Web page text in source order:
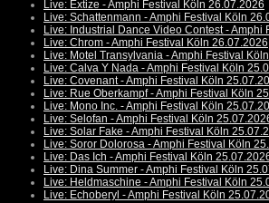
Live: Extize - Amphi Festival Köln 26.07.2026
Live: Schattenmann - Amphi Festival Köln
Live: Industrial Dance Video Contest - Amphi
Live: Chrom - Amphi Festival Köln 26.07.2026
Live: Motel Transylvania - Amphi Festival
Live: Calva Y Nada - Amphi Festival Köln
Live: Covenant - Amphi Festival Köln
Live: Rue Oberkampf - Amphi Festival Köln
Live: Mono Inc. - Amphi Festival Köln
Live: Selofan - Amphi Festival Köln
Live: Solar Fake - Amphi Festival Köln
Live: Soror Dolorosa - Amphi Festival Köln
Live: Das Ich - Amphi Festival Köln
Live: Dina Summer - Amphi Festival Köln
Live: Heldmaschine - Amphi Festival Köln
Live: Echoberyl - Amphi Festival Köln